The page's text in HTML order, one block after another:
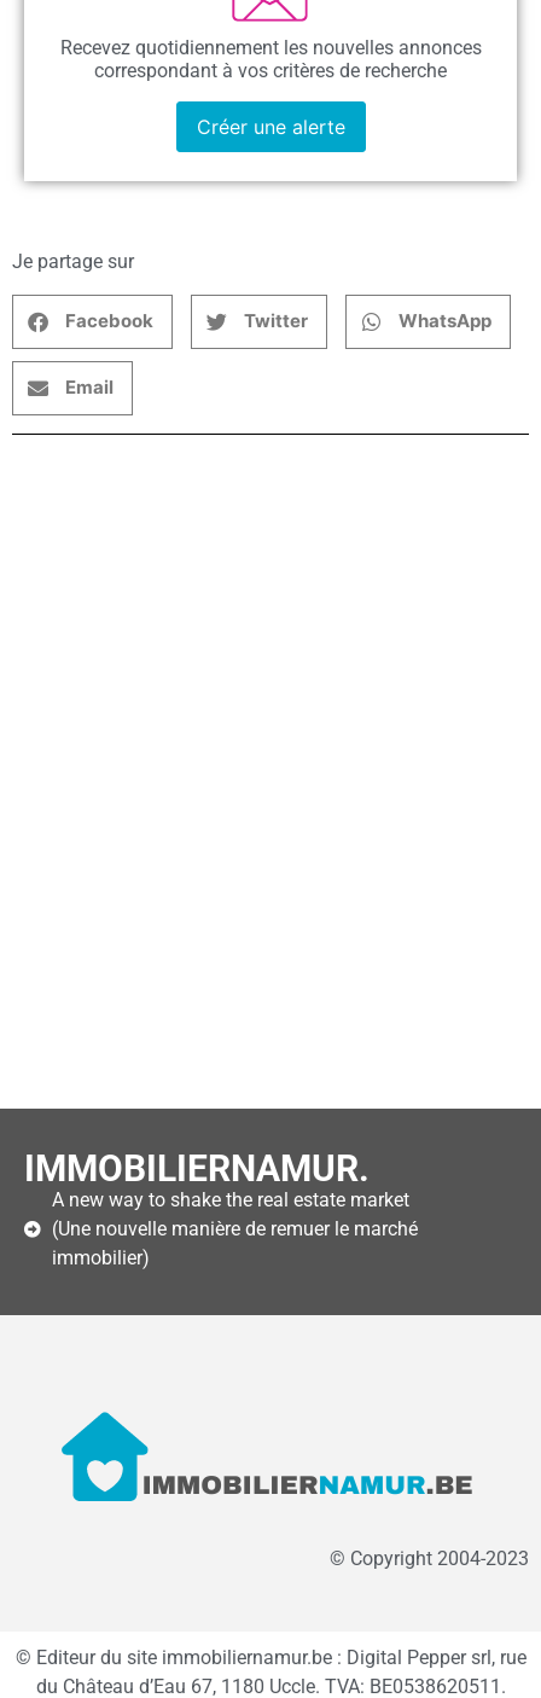
Recevez quotidiennement les nouvelles annonces
correspondant à vos critères de recherche
Créer une alerte
Je partage sur
Facebook Twitter WhatsApp
Email
IMMOBILIERNAMUR.
A new way to shake the real estate market
(Une nouvelle manière de remuer le marché
immobilier)
© Copyright 2004-2023
© Editeur du site immobiliernamur.be : Digital Pepper srl, rue
du Château d’Eau 67, 1180 Uccle. TVA: BE0538620511.